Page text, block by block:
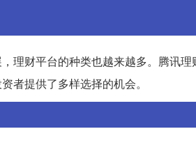
理财平台的种类也越来越多。腾讯
者提供了多样选择的机会。